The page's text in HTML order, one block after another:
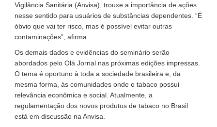
Vigilância Sanitária (Anvisa), trouxe a importância de ações
nesse sentido para usuários de substâncias dependentes. “É
óbvio que vai ter risco, mas é possível evitar outras
contaminações”, afirma.
Os demais dados e evidências do seminário serão
abordados pelo Olá Jornal nas próximas edições impressas.
O tema é oportuno à toda a sociedade brasileira e, da
mesma forma, às comunidades onde o tabaco possui
relevância econômica e social. Atualmente, a
regulamentação dos novos produtos de tabaco no Brasil
está em discussão na Anvisa.